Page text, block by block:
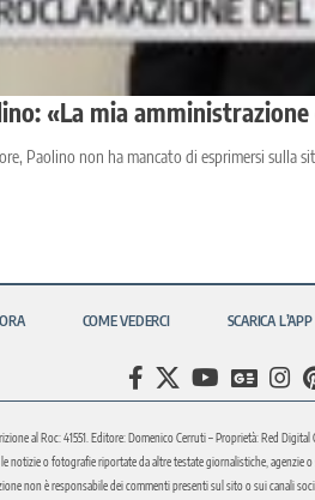
«La mia
Paolino non ha mancato di esprimersi sulla
COME VEDERCI SCARICA L’APP
al Roc: 41551. Editore: Domenico Cerruti – Proprietà: Red
notizie o fotografie riportate da altre testate giornalistiche,
non è responsabile dei commenti presenti sul sito o sui